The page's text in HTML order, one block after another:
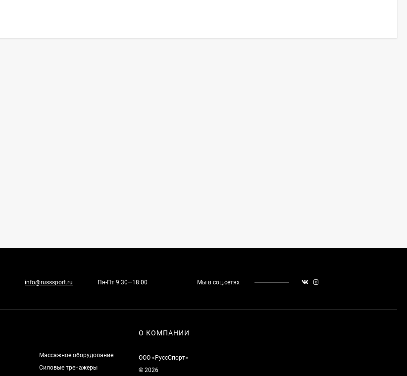
info@russsport.ru Пн-Пт 9:30—18:00 Мы в соц.сетях
Массажное оборудование
Силовые тренажеры
О КОМПАНИИ
ООО «РуссСпорт»
© 2026